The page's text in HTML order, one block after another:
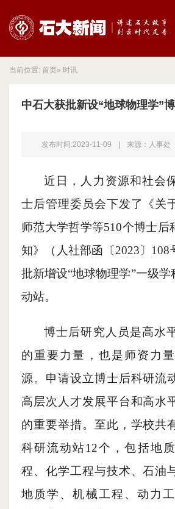
当前位置: 首页» 时讯
中石大获批新设“地球物理学”
发布时间:2023-11-09 来源：人事处
近日
，人力资源和社会
士后管理委员会下发了《关
师范大学哲学等510个博士后
知》（人社部函〔2023〕108
批新增设“地球物理学”一级学
动站。
博士后研究人员是高水
的重要力量，也是师资力
源。申请设立博士后科研流
高层次人才发展平台和高水
的重要举措。至此，学校共
科研流动站12个，包括地
程、化学工程与技术、石油
地质学、机械工程、动力